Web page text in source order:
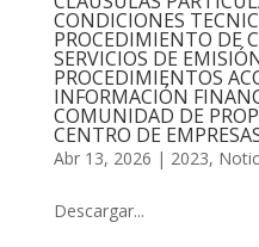
CONDICIONES
PROCEDIMIENTO DE
SERVICIOS DE
PROCEDIMIENTOS
INFORMACIÓN
COMUNIDAD DE
CENTRO DE
Abr 13, 2026 | 2023,
Descargar...